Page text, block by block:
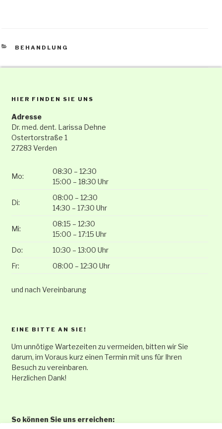
KATEGORIEN
BEHANDLUNG
HIER FINDEN SIE UNS
Adresse
Dr. med. dent. Larissa Dehne
Ostertorstraße 1
27283 Verden
Mo:
08:30 – 12:30
15:00 – 18:30 Uhr
Di:
08:00 – 12:30
14:30 – 17:30 Uhr
Mi:
08:15 – 12:30
15:00 – 17:15 Uhr
Do:
10:30 – 13:00 Uhr
Fr:
08:00 – 12:30 Uhr
und nach Vereinbarung
EINE BITTE AN SIE!
Um unnötige Wartezeiten zu vermeiden, bitten wir Sie
darum, im Voraus kurz einen Termin mit uns für Ihren
Besuch zu vereinbaren.
Herzlichen Dank!
So können Sie uns erreichen: